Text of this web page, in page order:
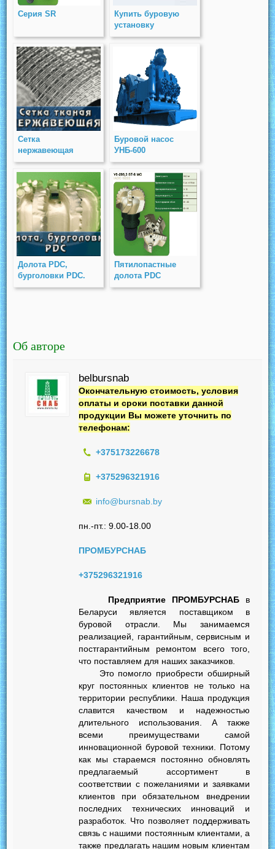
Серия SR
Купить буровую
установку
Сетка
нержавеющая
Буровой насос
УНБ-600
Долота PDC,
бурголовки PDC.
Пятилопастные
долота PDC
Об авторе
belbursnab
Окончательную стоимость, условия
оплаты и сроки поставки данной
продукции Вы можете уточнить по
телефонам:
+375173226678
+375296321916
info@bursnab.by
пн.-пт.: 9.00-18.00
ПРОМБУРСНАБ
+375296321916
Предприятие ПРОМБУРСНАБ в
Беларуси является поставщиком в
буровой отрасли. Мы занимаемся
реализацией, гарантийным, сервисным и
постгарантийным ремонтом всего того,
что поставляем для наших заказчиков.
Это помогло приобрести обширный
круг постоянных клиентов не только на
территории республики. Наша продукция
славится качеством и надежностью
длительного использования. А также
всеми преимуществами самой
инновационной буровой техники. Потому
как мы стараемся постоянно обновлять
предлагаемый ассортимент в
соответствии с пожеланиями и заявками
клиентов при обязательном внедрении
последних технических инноваций и
разработок. Что позволяет поддерживать
связь с нашими постоянным клиентами, а
также предлагать нашим новым клиентам